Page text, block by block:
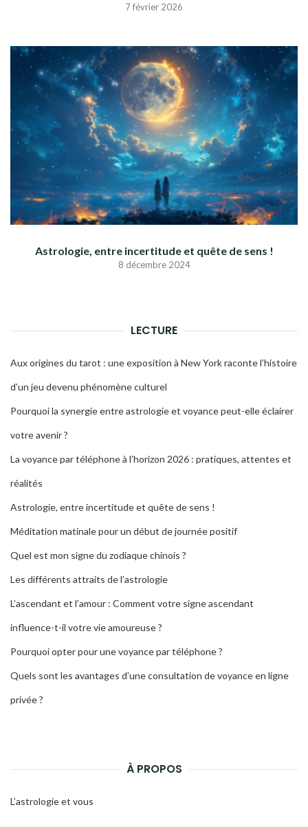
7 février 2026
Astrologie, entre incertitude et quête de sens !
8 décembre 2024
LECTURE
Aux origines du tarot : une exposition à New York raconte l’histoire
d’un jeu devenu phénomène culturel
Pourquoi la synergie entre astrologie et voyance peut-elle éclairer
votre avenir ?
La voyance par téléphone à l’horizon 2026 : pratiques, attentes et
réalités
Astrologie, entre incertitude et quête de sens !
Méditation matinale pour un début de journée positif
Quel est mon signe du zodiaque chinois ?
Les différents attraits de l’astrologie
L’ascendant et l’amour : Comment votre signe ascendant
influence-t-il votre vie amoureuse ?
Pourquoi opter pour une voyance par téléphone ?
Quels sont les avantages d’une consultation de voyance en ligne
privée ?
À PROPOS
L’astrologie et vous